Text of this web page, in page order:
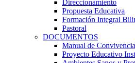
Direccionamiento
Propuesta Educativa
Formación Integral
Pastoral
DOCUMENTOS
Manual de
Proyecto Educativo